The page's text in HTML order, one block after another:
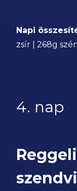
Napi
zsír | 268g
4. nap